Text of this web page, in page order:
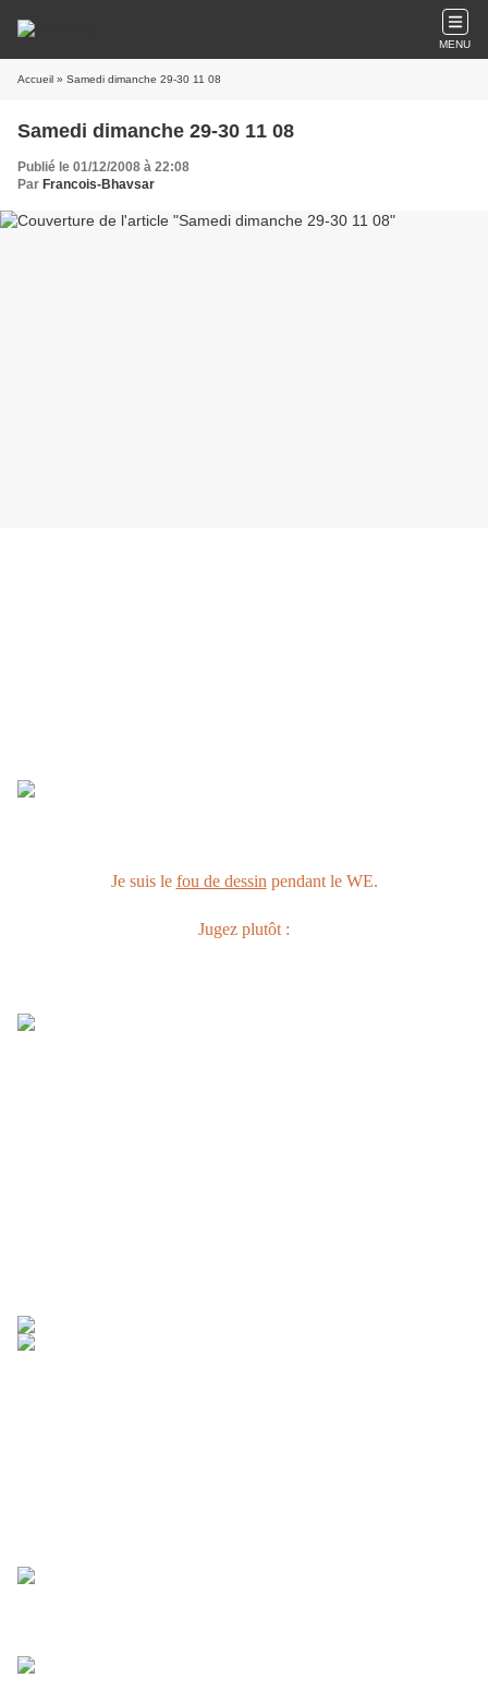
MENU
Accueil » Samedi dimanche 29-30 11 08
Samedi dimanche 29-30 11 08
Publié le 01/12/2008 à 22:08
Par Francois-Bhavsar
Je suis le fou de dessin pendant le WE.
Jugez plutôt :